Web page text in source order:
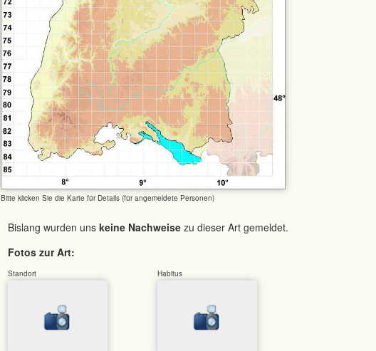
Bitte klicken Sie die Karte für Details (für angemeldete Personen)
Bislang wurden uns keine Nachweise zu dieser Art gemeldet.
Fotos zur Art:
Standort Habitus